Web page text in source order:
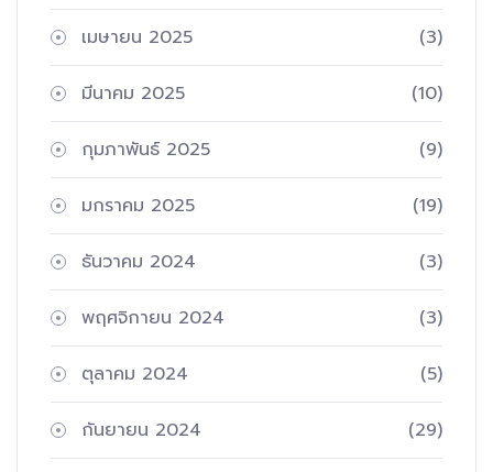
เมษายน 2025 (3)
มีนาคม 2025 (10)
กุมภาพันธ์ 2025 (9)
มกราคม 2025 (19)
ธันวาคม 2024 (3)
พฤศจิกายน 2024 (3)
ตุลาคม 2024 (5)
กันยายน 2024 (29)